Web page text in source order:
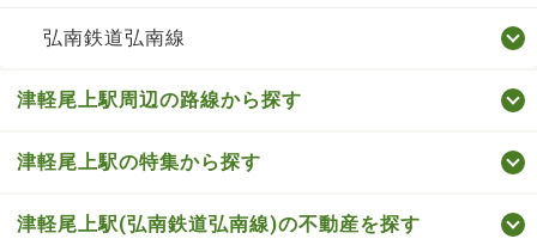
弘南鉄道弘南線
津軽尾上駅周辺の路線から探す
津軽尾上駅の特集から探す
津軽尾上駅(弘南鉄道弘南線)の不動産を探す